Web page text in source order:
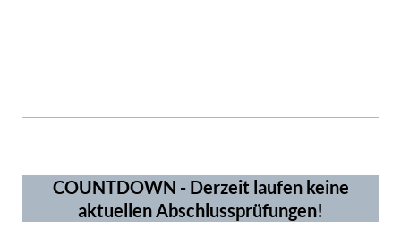
COUNTDOWN - Derzeit laufen keine
aktuellen Abschlussprüfungen!